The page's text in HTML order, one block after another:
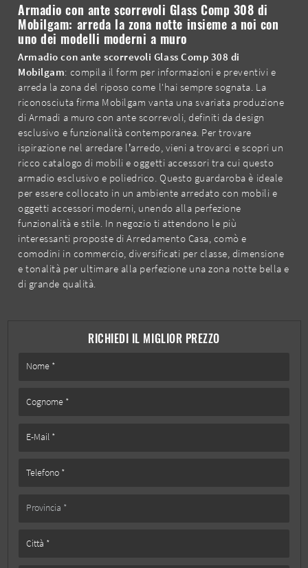
RICHIEDI IL MIGLIOR PREZZO
Armadio con ante scorrevoli Glass Comp 308 di
Mobilgam: arreda la zona notte insieme a noi con
uno dei modelli moderni a muro
Armadio con ante scorrevoli Glass Comp 308 di
Mobilgam: compila il form per informazioni e preventivi e
arreda la zona del riposo come l'hai sempre sognata. La
riconosciuta firma Mobilgam vanta una svariata produzione
di Armadi a muro con ante scorrevoli, definiti da design
esclusivo e funzionalità contemporanea. Per trovare
ispirazione nel arredare l’arredo, vieni a trovarci e scopri un
ricco catalogo di mobili e oggetti accessori tra cui questo
armadio esclusivo e poliedrico. Questo guardaroba è ideale
per essere collocato in un ambiente arredato con mobili e
oggetti accessori moderni, unendo alla perfezione
funzionalità e stile. In negozio ti attendono le più
interessanti proposte di Arredamento Casa, comò e
comodini in commercio, diversificati per classe, dimensione
e tonalità per ultimare alla perfezione una zona notte bella e
di grande qualità.